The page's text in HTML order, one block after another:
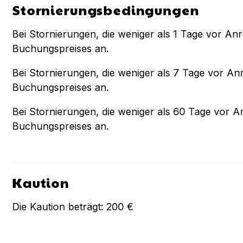
Stornierungsbedingungen
Bei Stornierungen, die weniger als 1 Tage vor
Buchungspreises an.
Bei Stornierungen, die weniger als 7 Tage vor
Buchungspreises an.
Bei Stornierungen, die weniger als 60 Tage vor
Buchungspreises an.
Kaution
Die Kaution beträgt: 200 €